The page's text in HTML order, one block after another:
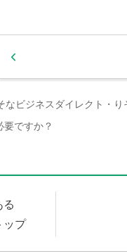
なビジネスダイレクト・り
要ですか？
る
ップ